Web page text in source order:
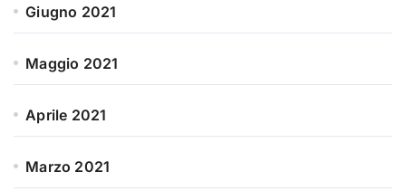
Giugno 2021
Maggio 2021
Aprile 2021
Marzo 2021